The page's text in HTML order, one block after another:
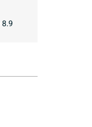
8.9